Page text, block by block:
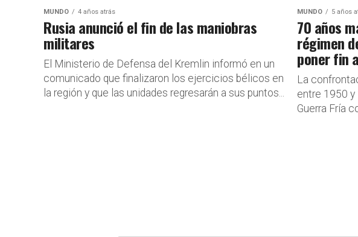
MUNDO 4 años atrás
Rusia anunció el fin de las maniobras
militares
El Ministerio de Defensa del Kremlin informó en un
comunicado que finalizaron los ejercicios bélicos en
la región y que las unidades regresarán a sus puntos...
MUNDO 5 años
70 años
régimen
poner fin
La
entre 1950 y
Guerra Fría